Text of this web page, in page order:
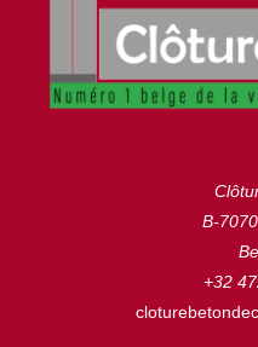
B-
+32